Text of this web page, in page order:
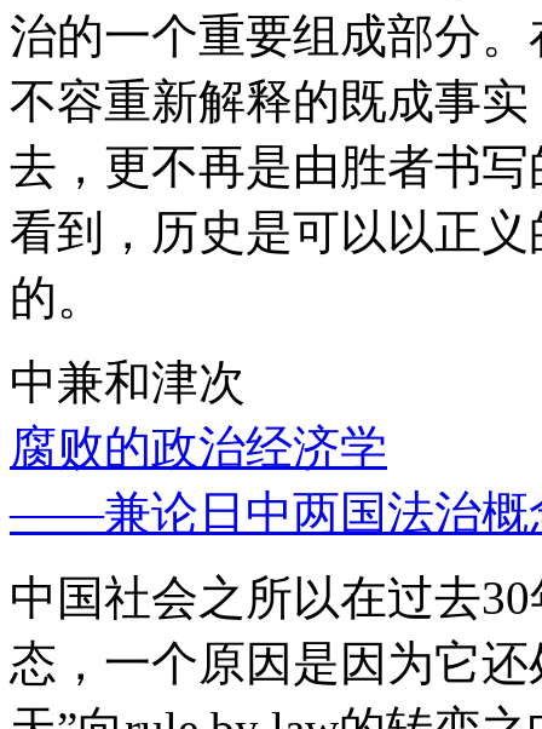
治的一个重要组成部分
不容重新解释的既成事
去，更不再是由胜者书
看到，历史是可以以正
的。
中兼和津次
腐败的政治经济学
——兼论日中两国法治概
中国社会之所以在过去
态，一个原因是因为它